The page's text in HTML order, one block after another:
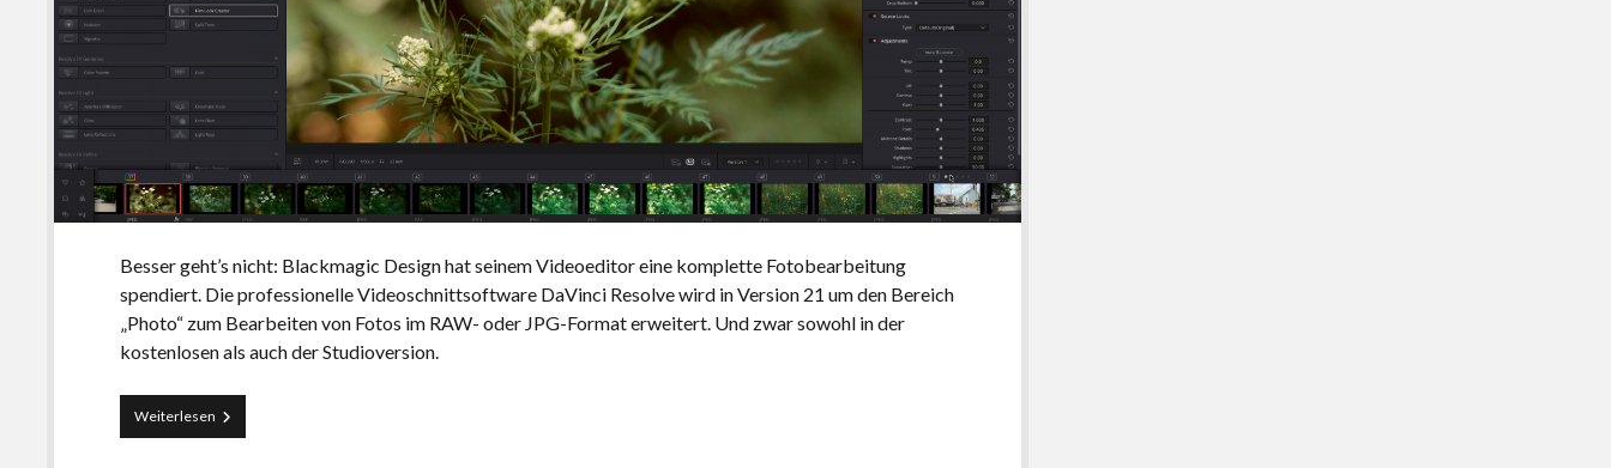
Besser geht’s nicht: Blackmagic Design hat seinem Videoeditor eine komplette Fotobearbeitung
spendiert. Die professionelle Videoschnittsoftware DaVinci Resolve wird in Version 21 um den Bereich
„Photo“ zum Bearbeiten von Fotos im RAW- oder JPG-Format erweitert. Und zwar sowohl in der
kostenlosen als auch der Studioversion.
Weiterlesen Profi-
Fotobearbeitung